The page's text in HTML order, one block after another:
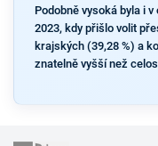
Podobně vysoká byla i
2023, kdy přišlo volit
krajských (39,28 %) a
znatelně vyšší než